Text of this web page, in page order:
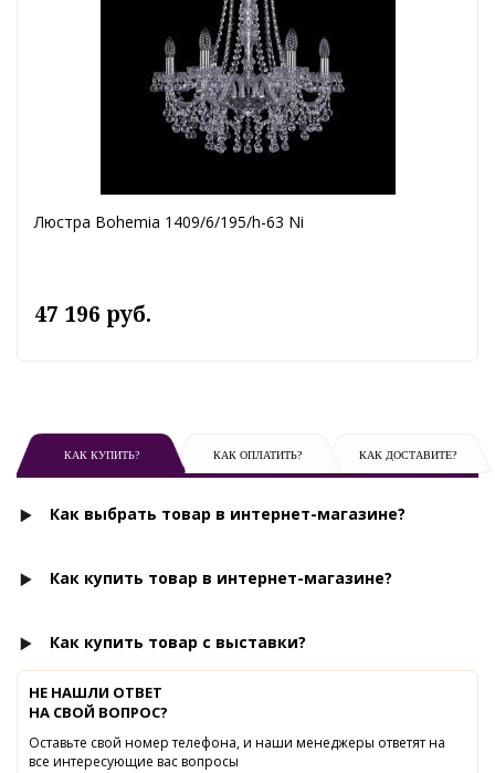
Люстра Bohemia 1409/6/195/h-63 Ni
47 196 руб.
КАК КУПИТЬ? КАК ОПЛАТИТЬ? КАК ДОСТАВИТЕ?
Как выбрать товар в интернет-магазине?
Как купить товар в интернет-магазине?
Как купить товар с выставки?
НЕ НАШЛИ ОТВЕТ
НА СВОЙ ВОПРОС?
Оставьте свой номер телефона, и наши менеджеры ответят на
все интересующие вас вопросы